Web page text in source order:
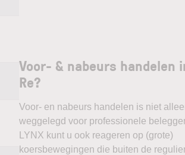
Voor- & nabeurs handelen
Re?
Voor- en nabeurs handelen is niet
weggelegd voor professionele
LYNX kunt u ook reageren op (grote)
koersbewegingen die buiten de